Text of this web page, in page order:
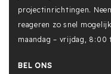
projectinrichtingen.
reageren zo snel
maandag – vrijdag, 8:00
BEL ONS